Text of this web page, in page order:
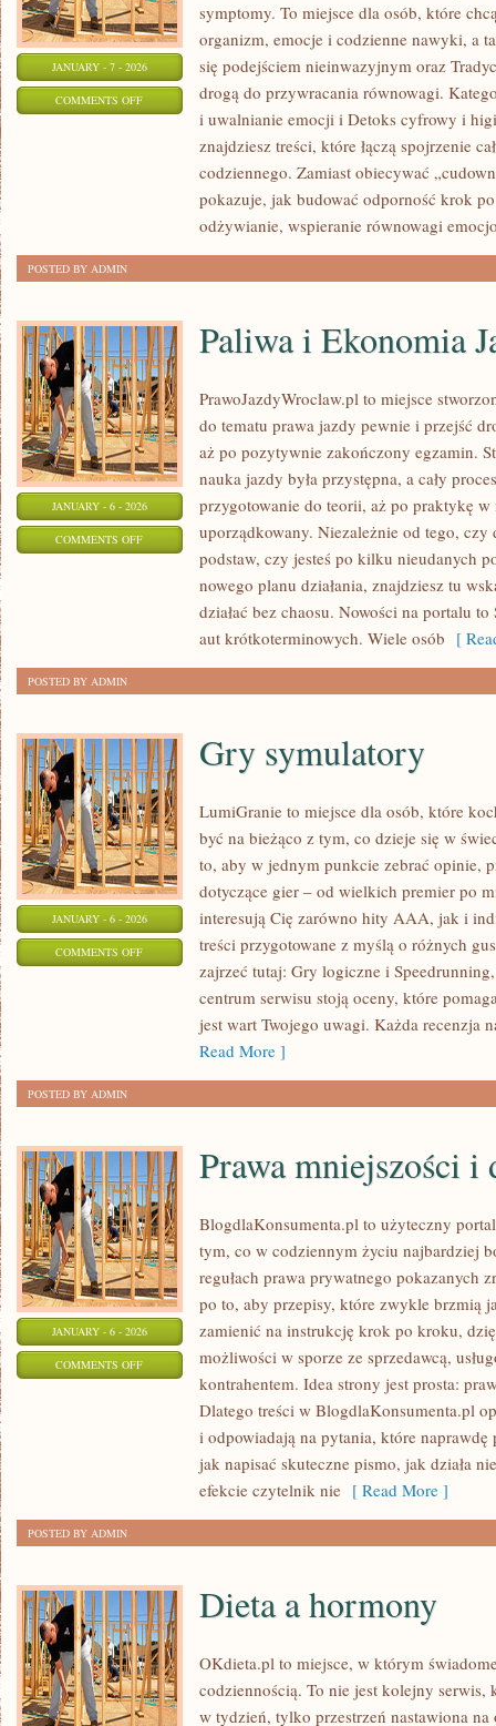
JANUARY - 7 - 2026
COMMENTS OFFON
AKUPUNKTURA
symptomy. To miejsce dla osób, które
organizm, emocje i codzienne nawyki, a
się podejściem nieinwazyjnym oraz
drogą do przywracania równowagi.
i uwalnianie emocji i Detoks cyfrowy i
znajdziesz treści, które łączą spojrzenie
codziennego. Zamiast obiecywać
pokazuje, jak budować odporność krok
odżywianie, wspieranie równowagi
POSTED BY ADMIN
JANUARY - 6 - 2026
COMMENTS OFFON
EKONOMIA
Paliwa i Ekonomia
PrawoJazdyWroclaw.pl to miejsce
do tematu prawa jazdy pewnie i przejść
aż po pozytywnie zakończony egzamin.
nauka jazdy była przystępna, a cały
przygotowanie do teorii, aż po praktykę w
uporządkowany. Niezależnie od tego, czy
podstaw, czy jesteś po kilku nieudanych
nowego planu działania, znajdziesz tu
działać bez chaosu. Nowości na portalu
aut krótkoterminowych. Wiele osób [
POSTED BY ADMIN
JANUARY - 6 - 2026
COMMENTS OFFON
SYMULATORY
Gry symulatory
LumiGranie to miejsce dla osób, które
być na bieżąco z tym, co dzieje się w
to, aby w jednym punkcie zebrać opinie,
dotyczące gier – od wielkich premier po
interesują Cię zarówno hity AAA, jak i
treści przygotowane z myślą o różnych
zajrzeć tutaj: Gry logiczne i
centrum serwisu stoją oceny, które
jest wart Twojego uwagi. Każda recenzja
Read More ]
POSTED BY ADMIN
JANUARY - 6 - 2026
COMMENTS OFFON
MNIEJSZOŚCI
DYSKRYMINACJA
Prawa mniejszości
BlogdlaKonsumenta.pl to użyteczny
tym, co w codziennym życiu najbardziej
regułach prawa prywatnego pokazanych
po to, aby przepisy, które zwykle brzmią
zamienić na instrukcję krok po kroku,
możliwości w sporze ze sprzedawcą,
kontrahentem. Idea strony jest prosta:
Dlatego treści w BlogdlaKonsumenta.pl
i odpowiadają na pytania, które
jak napisać skuteczne pismo, jak działa
efekcie czytelnik nie [ Read More ]
POSTED BY ADMIN
Dieta a hormony
OKdieta.pl to miejsce, w którym
codziennością. To nie jest kolejny
w tydzień, tylko przestrzeń nastawiona na